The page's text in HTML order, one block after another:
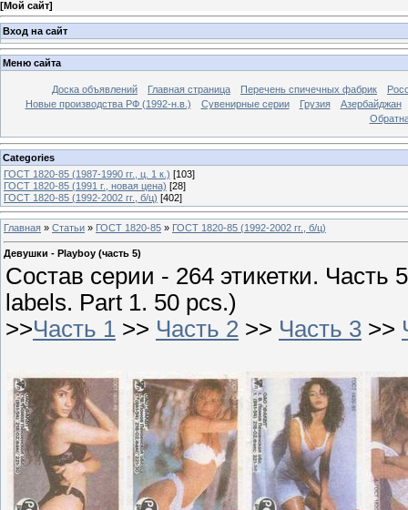
[Мой сайт]
Вход на сайт
Меню сайта
Доска объявлений Главная страница Перечень спичечных фабрик
Новые производства РФ (1992-н.в.)
Сувенирные серии Грузия
Азербайджан
Categories
ГОСТ 1820-85 (1987-1990 гг., ц. 1 к.) [103]
ГОСТ 1820-85 (1991 г., новая цена) [28]
ГОСТ 1820-85 (1992-2002 гг., б/ц) [402]
Главная » Статьи » ГОСТ 1820-85 » ГОСТ 1820-85 (1992-2002 гг., б/ц)
Девушки - Playboy (часть 5)
Состав серии - 264 этикетки.
labels. Part 1. 50 pcs.)
>>Часть 1 >> Часть 2 >> Часть 3 >>